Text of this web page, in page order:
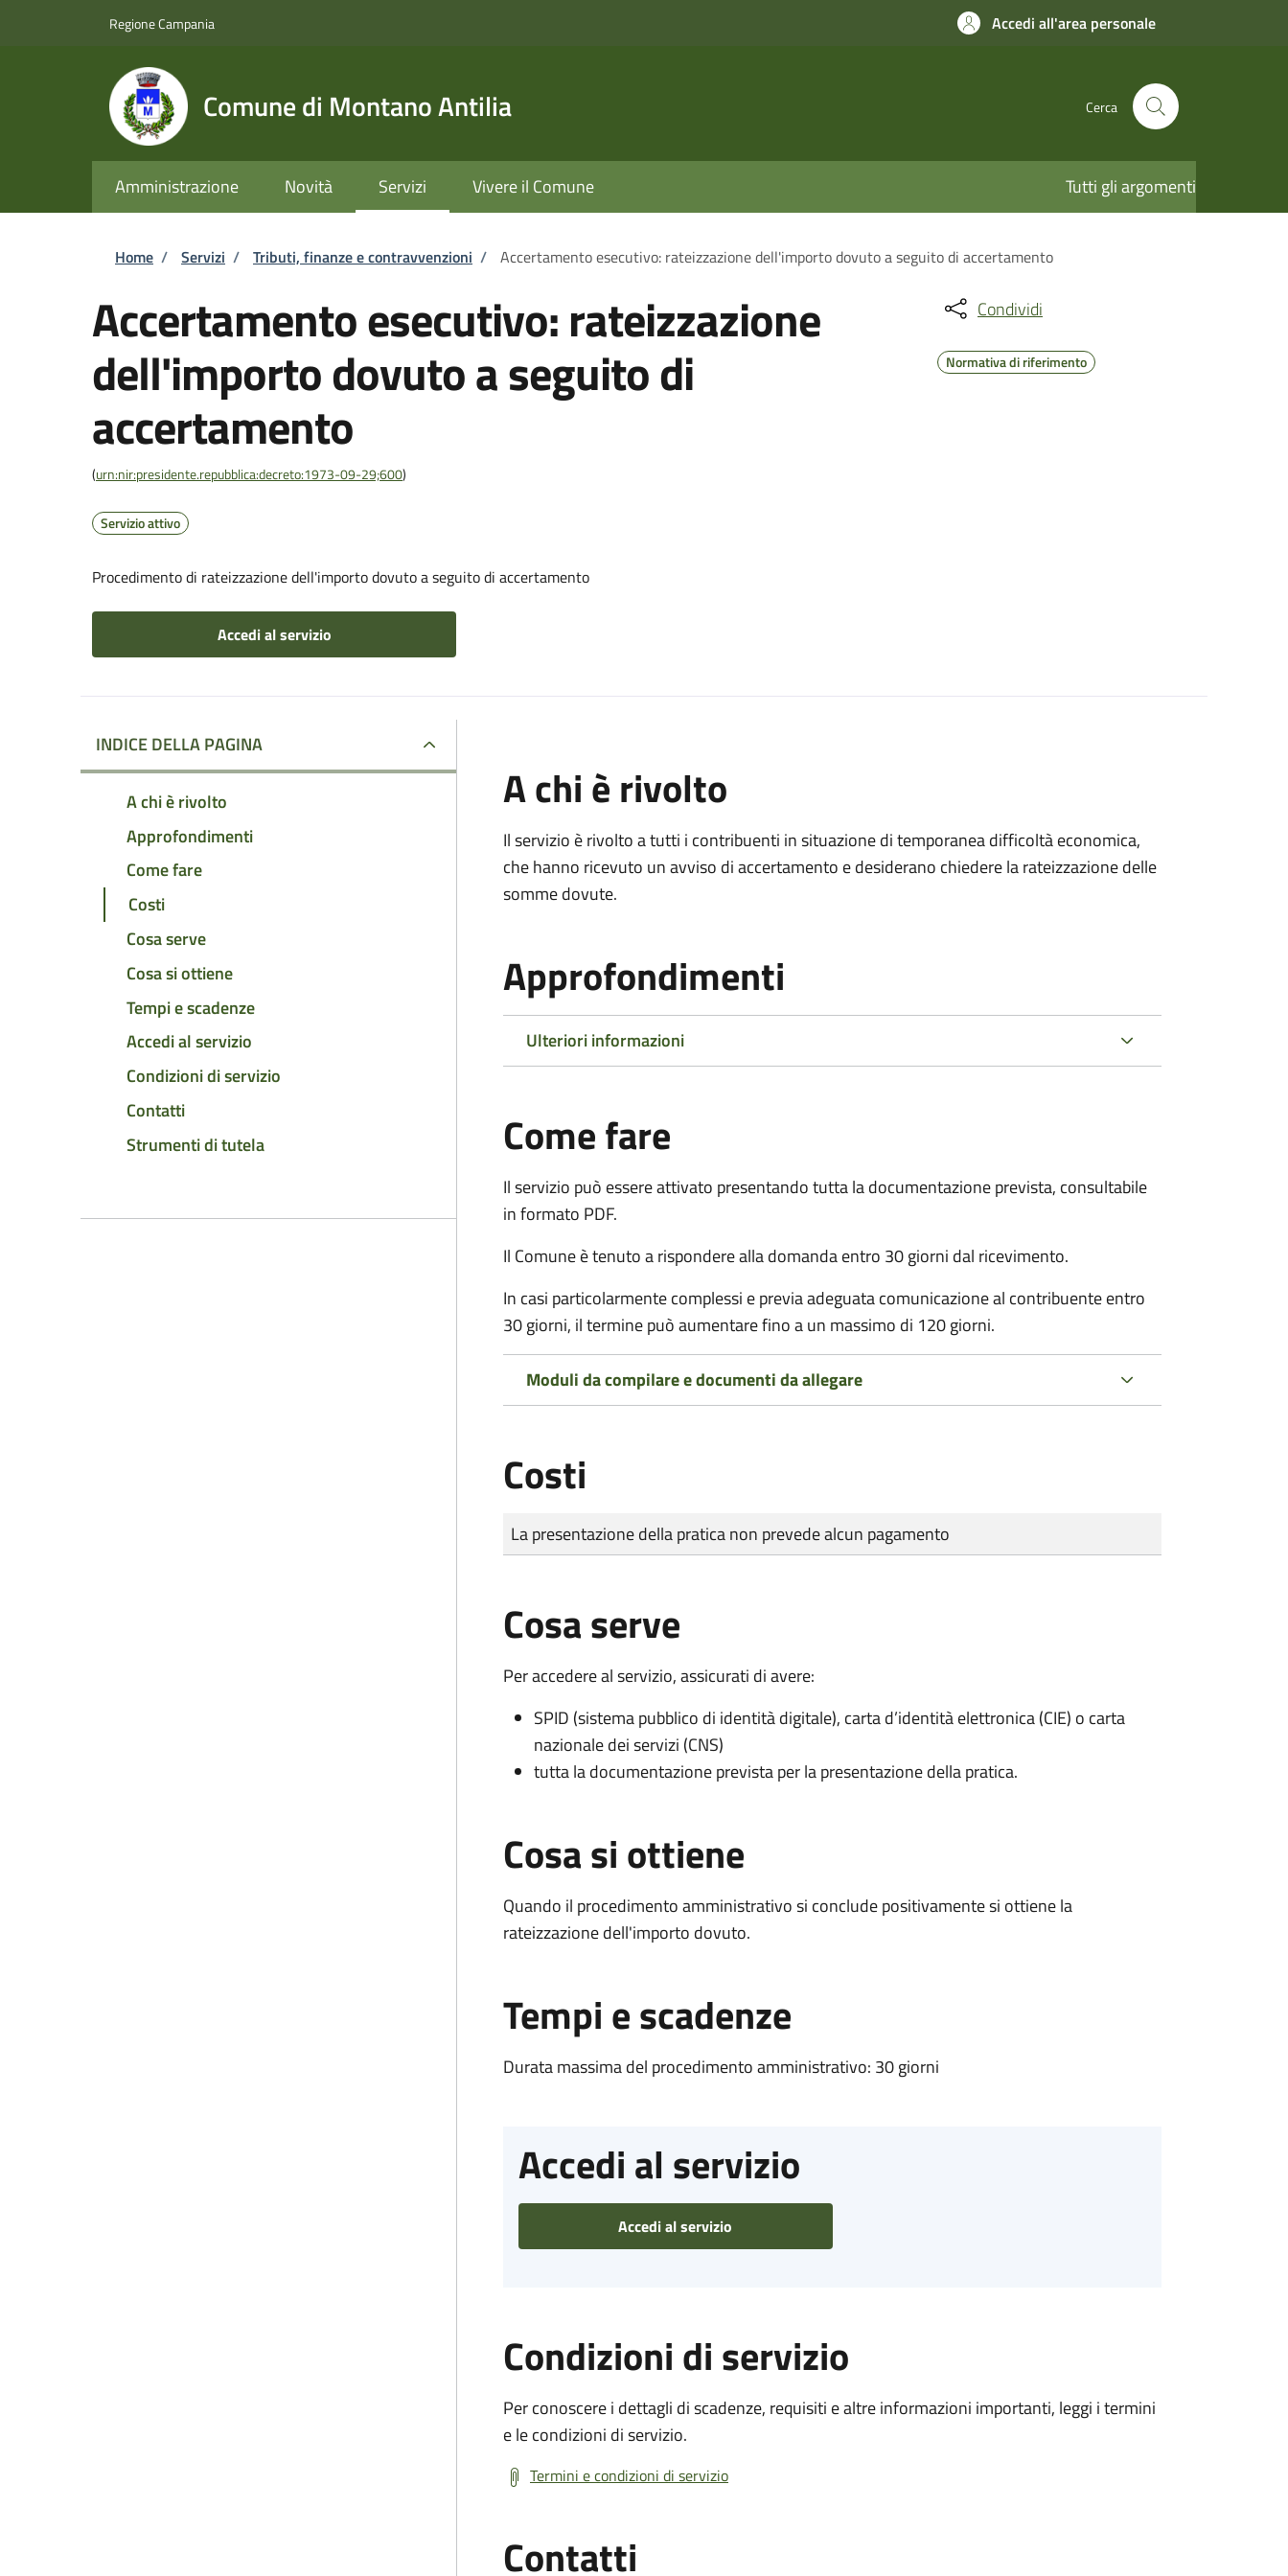
Regione Campania Accedi all'area personale
Comune di Montano Antilia Cerca
Amministrazione Novità Servizi Vivere il Comune Tutti gli argomenti
Briciole di pane
Home / Servizi / Tributi, finanze e contravvenzioni / Accertamento esecutivo: rateizzazione dell'importo dovuto a seguito di accertamento
Accertamento esecutivo: rateizzazione
dell'importo dovuto a seguito di
accertamento
(urn:nir:presidente.repubblica:decreto:1973-09-29;600)
Servizio attivo
Procedimento di rateizzazione dell'importo dovuto a seguito di accertamento
Accedi al servizio
Condividi
Normativa di riferimento
INDICE DELLA PAGINA
A chi è rivolto
Approfondimenti
Come fare
Costi
Cosa serve
Cosa si ottiene
Tempi e scadenze
Accedi al servizio
Condizioni di servizio
Contatti
Strumenti di tutela
A chi è rivolto
Il servizio è rivolto a tutti i contribuenti in situazione di temporanea difficoltà economica,
che hanno ricevuto un avviso di accertamento e desiderano chiedere la rateizzazione delle
somme dovute.
Approfondimenti
Ulteriori informazioni
Come fare
Il servizio può essere attivato presentando tutta la documentazione prevista, consultabile
in formato PDF.
Il Comune è tenuto a rispondere alla domanda entro 30 giorni dal ricevimento.
In casi particolarmente complessi e previa adeguata comunicazione al contribuente entro
30 giorni, il termine può aumentare fino a un massimo di 120 giorni.
Moduli da compilare e documenti da allegare
Costi
Tipo di pagamento
Importo
La presentazione della pratica non prevede alcun pagamento
Cosa serve
Per accedere al servizio, assicurati di avere:
SPID (sistema pubblico di identità digitale), carta d’identità elettronica (CIE) o carta
nazionale dei servizi (CNS)
tutta la documentazione prevista per la presentazione della pratica.
Cosa si ottiene
Quando il procedimento amministrativo si conclude positivamente si ottiene la
rateizzazione dell'importo dovuto.
Tempi e scadenze
Durata massima del procedimento amministrativo: 30 giorni
Accedi al servizio
Accedi al servizio
Condizioni di servizio
Per conoscere i dettagli di scadenze, requisiti e altre informazioni importanti, leggi i termini
e le condizioni di servizio.
Termini e condizioni di servizio
Contatti